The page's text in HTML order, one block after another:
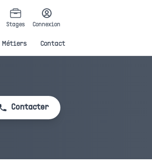
Stages Connexion
Métiers Contact
Contacter